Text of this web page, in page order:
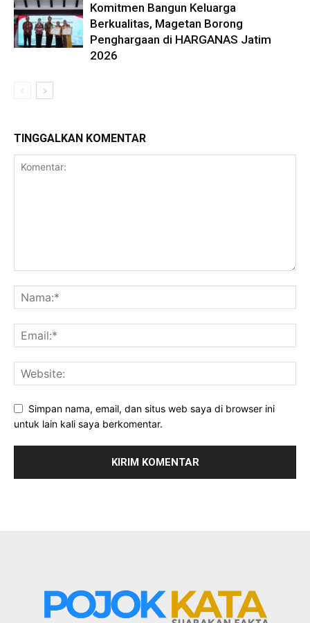
Komitmen Bangun Keluarga
Berkualitas, Magetan Borong
Penghargaan di HARGANAS Jatim
2026
TINGGALKAN KOMENTAR
Simpan nama, email, dan situs web saya di browser ini
untuk lain kali saya berkomentar.